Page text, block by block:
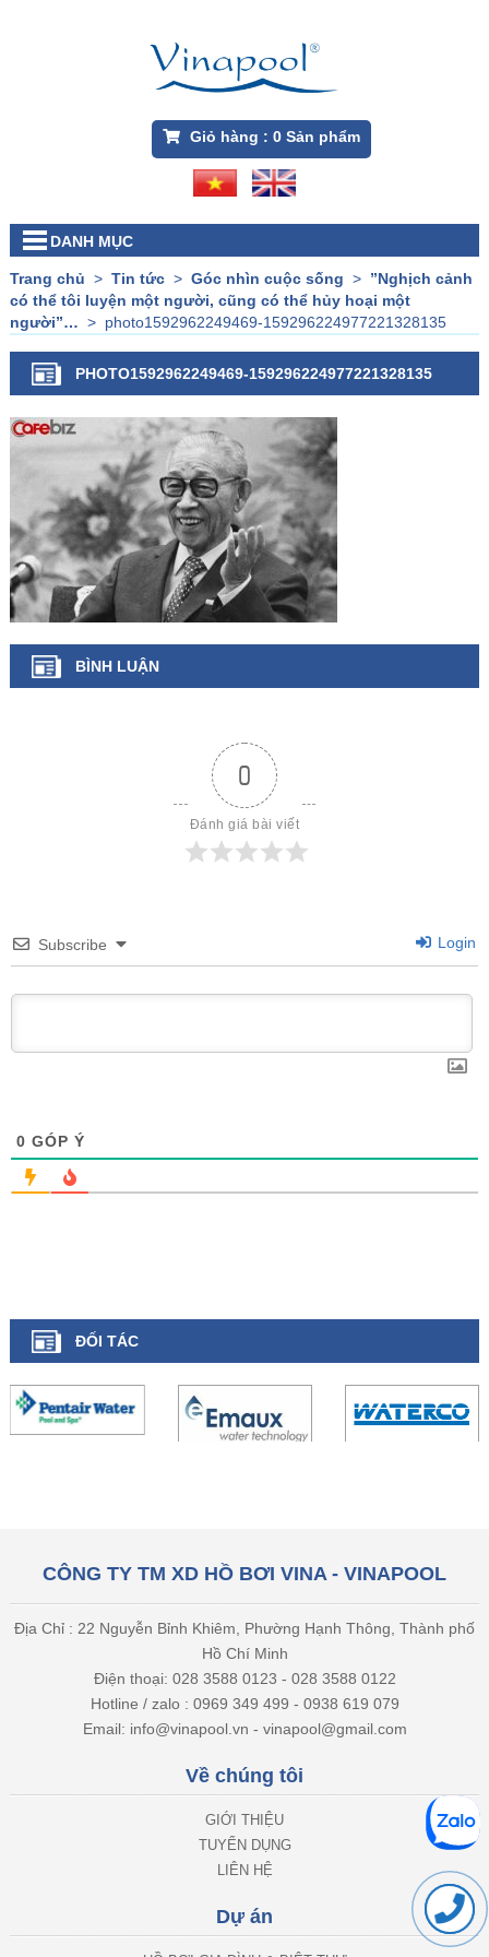
Giỏ hàng : 0Sản phẩm
DANH MỤC
Trang chủ > Tin tức> Góc nhìn cuộc sống > ”Nghịch cảnh
có thể tôi luyện một người, cũng có thể hủy hoại một
người”… > photo1592962249469-159296224977221328135
PHOTO1592962249469-159296224977221328135
BÌNH LUẬN
0
Đánh giá bài viết
Subscribe Login
0 GÓP Ý
ĐỐI TÁC
CÔNG TY TM XD HỒ BƠI VINA - VINAPOOL
Địa Chỉ : 22 Nguyễn Bỉnh Khiêm, Phường Hạnh Thông, Thành phố
Hồ Chí Minh
Điện thoại: 028 3588 0123 - 028 3588 0122
Hotline / zalo : 0969 349 499 - 0938 619 079
Email: info@vinapool.vn - vinapool@gmail.com
Về chúng tôi
GIỚI THIỆU
TUYỂN DỤNG
LIÊN HỆ
Dự án